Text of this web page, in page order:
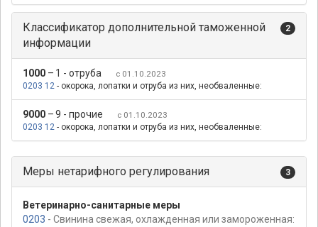
Классификатор дополнительной таможенной
информации
2
1000 – 1 - отруба
с 01.10.2023
0203 12 - окорока, лопатки и отруба из них, необваленные:
9000 –9 - прочие
с 01.10.2023
0203 12 - окорока, лопатки и отруба из них, необваленные:
Меры нетарифного регулирования 3
Ветеринарно-санитарные меры
0203 - Свинина свежая, охлажденная или замороженная: